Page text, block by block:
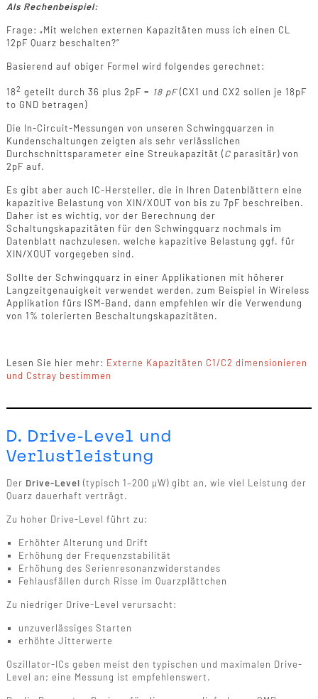
Als Rechenbeispiel:
Frage: „Mit welchen externen Kapazitäten muss ich einen CL
12pF Quarz beschalten?“
Basierend auf obiger Formel wird folgendes gerechnet:
182 geteilt durch 36 plus 2pF = 18 pF(CX1 und CX2 sollen je 18pF
to GND betragen)
Die In-Circuit-Messungen von unseren Schwingquarzen in
Kundenschaltungen zeigten als sehr verlässlichen
Durchschnittsparameter eine Streukapazität (Cparasitär) von
2pF auf.
Es gibt aber auch IC-Hersteller, die in Ihren Datenblättern eine
kapazitive Belastung von XIN/XOUT von bis zu 7pF beschreiben.
Daher ist es wichtig, vor der Berechnung der
Schaltungskapazitäten für den Schwingquarz nochmals im
Datenblatt nachzulesen, welche kapazitive Belastung ggf. für
XIN/XOUT vorgegeben sind.
Sollte der Schwingquarz in einer Applikationen mit höherer
Langzeitgenauigkeit verwendet werden, zum Beispiel in Wireless
Applikation fürs ISM-Band, dann empfehlen wir die Verwendung
von 1% tolerierten Beschaltungskapazitäten.
Lesen Sie hier mehr: Externe Kapazitäten C1/C2 dimensionieren
und Cstray bestimmen
D. Drive-Level und
Verlustleistung
Der Drive-Level (typisch 1–200 µW) gibt an, wie viel Leistung der
Quarz dauerhaft verträgt.
Zu hoher Drive-Level führt zu:
Erhöhter Alterung und Drift
Erhöhung der Frequenzstabilität
Erhöhung des Serienresonanzwiderstandes
Fehlausfällen durch Risse im Quarzplättchen
Zu niedriger Drive-Level verursacht:
unzuverlässiges Starten
erhöhte Jitterwerte
Oszillator-ICs geben meist den typischen und maximalen Drive-
Level an; eine Messung ist empfehlenswert.